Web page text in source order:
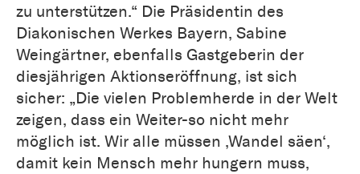
zu unterstützen.“ Die Präsidentin des
Diakonischen Werkes Bayern, Sabine
Weingärtner, ebenfalls Gastgeberin der
diesjährigen Aktionseröffnung, ist sich
sicher: „Die vielen Problemherde in der Welt
zeigen, dass ein Weiter-so nicht mehr
möglich ist. Wir alle müssen ‚Wandel säen‘,
damit kein Mensch mehr hungern muss,